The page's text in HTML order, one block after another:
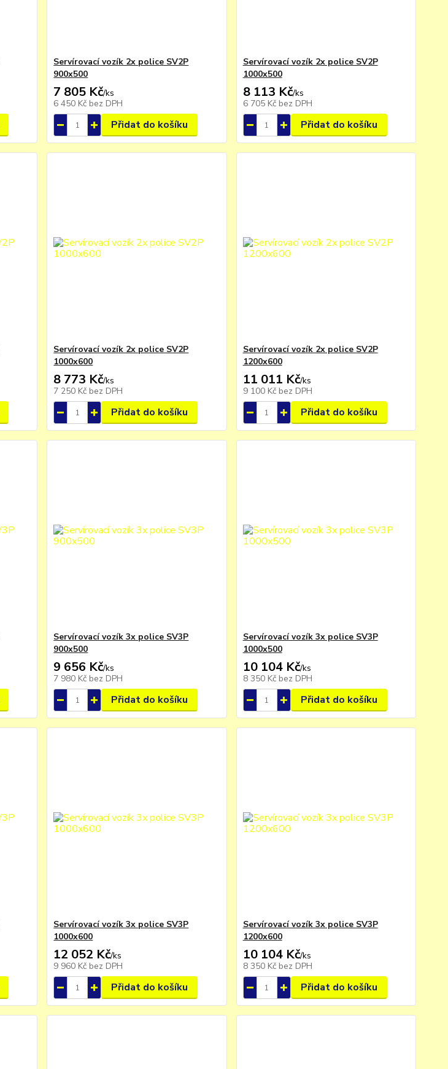
Servírovací vozík 2x police SV2P
900x500
7 805 Kč/ks
6 450 Kč bez DPH
Přidat do košíku
Servírovací vozík 2x police SV2P
1000x500
8 113 Kč/ks
6 705 Kč bez DPH
Přidat do košíku
Servírovací vozík 2x police SV2P
1000x600
8 773 Kč/ks
7 250 Kč bez DPH
Přidat do košíku
Servírovací vozík 2x police SV2P
1200x600
11 011 Kč/ks
9 100 Kč bez DPH
Přidat do košíku
Servírovací vozík 3x police SV3P
900x500
9 656 Kč/ks
7 980 Kč bez DPH
Přidat do košíku
Servírovací vozík 3x police SV3P
1000x500
10 104 Kč/ks
8 350 Kč bez DPH
Přidat do košíku
Servírovací vozík 3x police SV3P
1000x600
12 052 Kč/ks
9 960 Kč bez DPH
Přidat do košíku
Servírovací vozík 3x police SV3P
1200x600
10 104 Kč/ks
8 350 Kč bez DPH
Přidat do košíku